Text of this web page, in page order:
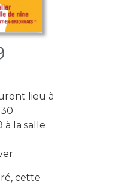
lieu à
à la salle
cette